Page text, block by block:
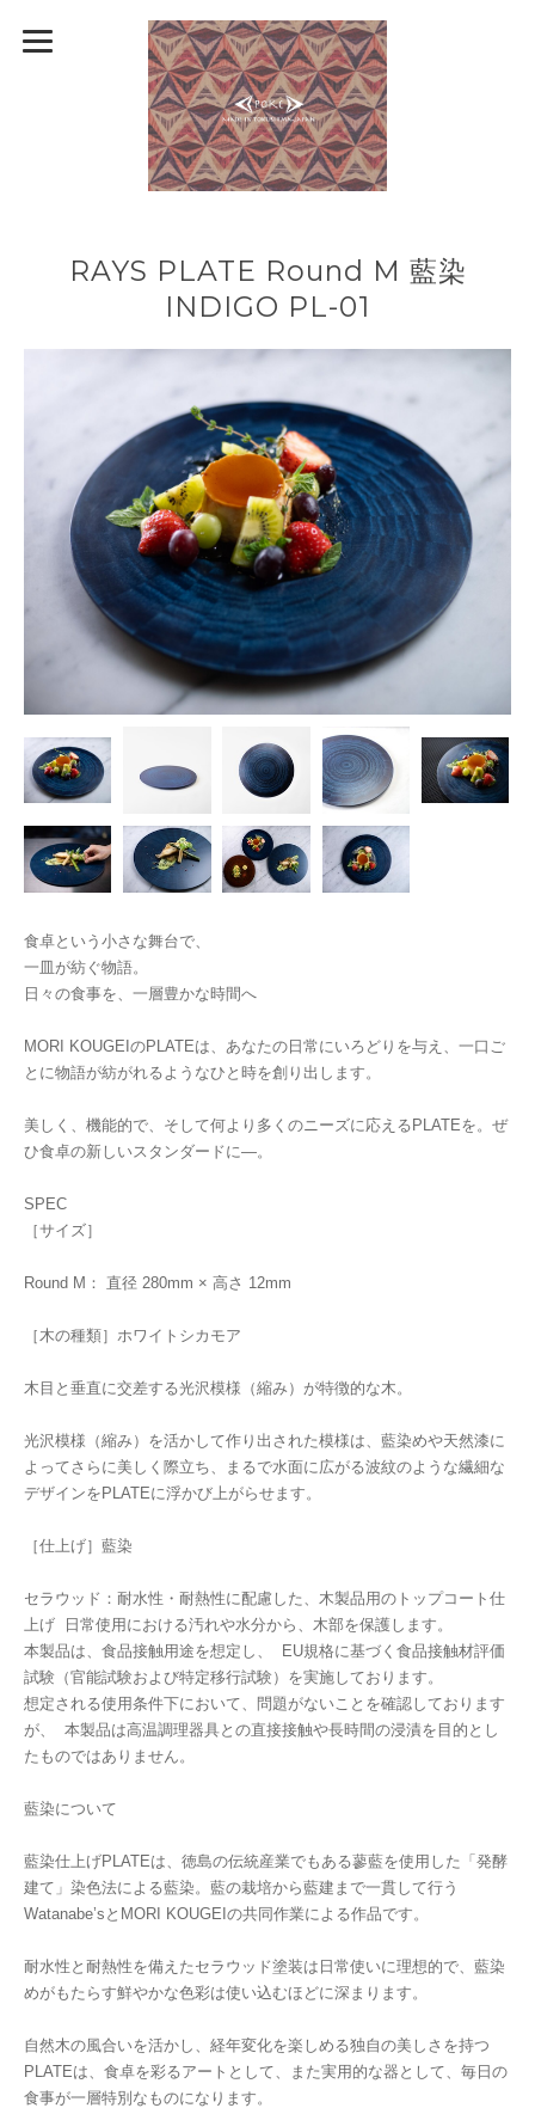
RAYS PLATE Round M 藍染
INDIGO PL-01
食卓という小さな舞台で、
一皿が紡ぐ物語。
日々の食事を、一層豊かな時間へ
MORI KOUGEIのPLATEは、あなたの日常にいろどりを与え、一口ご
とに物語が紡がれるようなひと時を創り出します。
美しく、機能的で、そして何より多くのニーズに応えるPLATEを。ぜ
ひ食卓の新しいスタンダードに—。
SPEC
［サイズ］
Round M： 直径 280mm × 高さ 12mm
［木の種類］ホワイトシカモア
木目と垂直に交差する光沢模様（縮み）が特徴的な木。
光沢模様（縮み）を活かして作り出された模様は、藍染めや天然漆に
よってさらに美しく際立ち、まるで水面に広がる波紋のような繊細な
デザインをPLATEに浮かび上がらせます。
［仕上げ］藍染
セラウッド：耐水性・耐熱性に配慮した、木製品用のトップコート仕
上げ 日常使用における汚れや水分から、木部を保護します。
本製品は、食品接触用途を想定し、 EU規格に基づく食品接触材評価
試験（官能試験および特定移行試験）を実施しております。
想定される使用条件下において、問題がないことを確認しております
が、 本製品は高温調理器具との直接接触や長時間の浸漬を目的とし
たものではありません。
藍染について
藍染仕上げPLATEは、徳島の伝統産業でもある蓼藍を使用した「発酵
建て」染色法による藍染。藍の栽培から藍建まで一貫して行う
Watanabe’sとMORI KOUGEIの共同作業による作品です。
耐水性と耐熱性を備えたセラウッド塗装は日常使いに理想的で、藍染
めがもたらす鮮やかな色彩は使い込むほどに深まります。
自然木の風合いを活かし、経年変化を楽しめる独自の美しさを持つ
PLATEは、食卓を彩るアートとして、また実用的な器として、毎日の
食事が一層特別なものになります。